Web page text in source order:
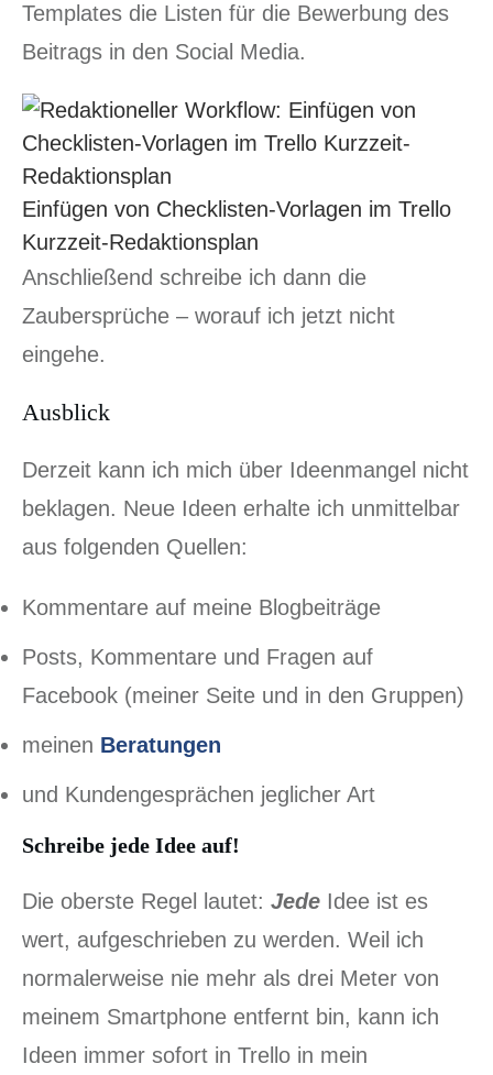
Templates die Listen für die Bewerbung des
Beitrags in den Social Media.
Einfügen von Checklisten-Vorlagen im Trello
Kurzzeit-Redaktionsplan
Anschließend schreibe ich dann die
Zaubersprüche – worauf ich jetzt nicht
eingehe.
Ausblick
Derzeit kann ich mich über Ideenmangel nicht
beklagen. Neue Ideen erhalte ich unmittelbar
aus folgenden Quellen:
Kommentare auf meine Blogbeiträge
Posts, Kommentare und Fragen auf
Facebook (meiner Seite und in den Gruppen)
meinen Beratungen
und Kundengesprächen jeglicher Art
Schreibe jede Idee auf!
Die oberste Regel lautet: Jede Idee ist es
wert, aufgeschrieben zu werden. Weil ich
normalerweise nie mehr als drei Meter von
meinem Smartphone entfernt bin, kann ich
Ideen immer sofort in Trello in mein